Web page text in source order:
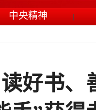
中央精神
好书、